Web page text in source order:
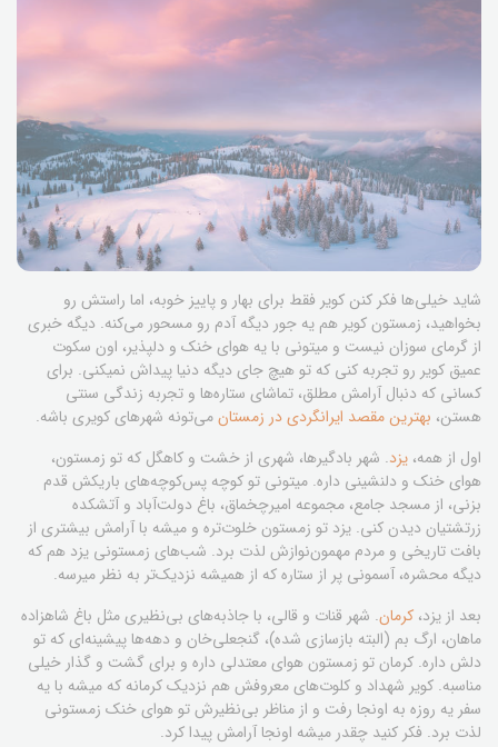
شاید خیلی‌ها فکر کنن کویر فقط برای بهار و پاییز خوبه، اما راستش رو
بخواهید، زمستون کویر هم یه جور دیگه آدم رو مسحور می‌کنه. دیگه خبری
از گرمای سوزان نیست و میتونی با یه هوای خنک و دلپذیر، اون سکوت
عمیق کویر رو تجربه کنی که تو هیچ جای دیگه دنیا پیداش نمیکنی. برای
کسانی که دنبال آرامش مطلق، تماشای ستاره‌ها و تجربه زندگی سنتی
هستن، بهترین مقصد ایرانگردی در زمستانمی‌تونه شهرهای کویری باشه.
اول از همه، یزد. شهر بادگیرها، شهری از خشت و کاهگل که تو زمستون،
هوای خنک و دلنشینی داره. میتونی تو کوچه پس‌کوچه‌های باریکش قدم
بزنی، از مسجد جامع، مجموعه امیرچخماق، باغ دولت‌آباد و آتشکده
زرتشتیان دیدن کنی. یزد تو زمستون خلوت‌تره و میشه با آرامش بیشتری از
بافت تاریخی و مردم مهمون‌نوازش لذت برد. شب‌های زمستونی یزد هم که
دیگه محشره، آسمونی پر از ستاره که از همیشه نزدیک‌تر به نظر میرسه.
بعد از یزد، کرمان. شهر قنات و قالی، با جاذبه‌های بی‌نظیری مثل باغ شاهزاده
ماهان، ارگ بم (البته بازسازی شده)، گنجعلی‌خان و دهه‌ها پیشینه‌ای که تو
دلش داره. کرمان تو زمستون هوای معتدلی داره و برای گشت و گذار خیلی
مناسبه. کویر شهداد و کلوت‌های معروفش هم نزدیک کرمانه که میشه با یه
سفر یه روزه به اونجا رفت و از مناظر بی‌نظیرش تو هوای خنک زمستونی
لذت برد. فکر کنید چقدر میشه اونجا آرامش پیدا کرد.